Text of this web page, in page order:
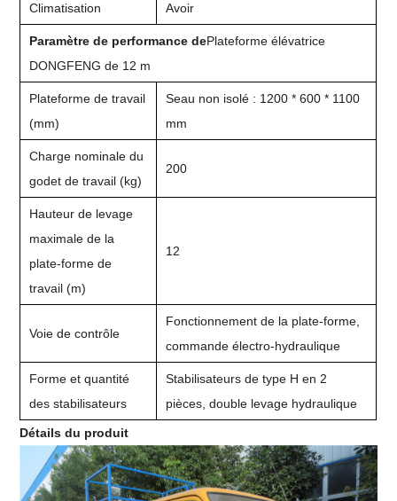
Climatisation Avoir
Paramètre de performance dePlateforme élévatrice
DONGFENG de 12 m
Plateforme de travail
(mm)
Seau non isolé : 1200 * 600 * 1100
mm
Charge nominale du
godet de travail (kg)
200
Hauteur de levage
maximale de la
plate-forme de
travail (m)
12
Voie de contrôle
Fonctionnement de la plate-forme,
commande électro-hydraulique
Forme et quantité
des stabilisateurs
Stabilisateurs de type H en 2
pièces, double levage hydraulique
Détails du produit